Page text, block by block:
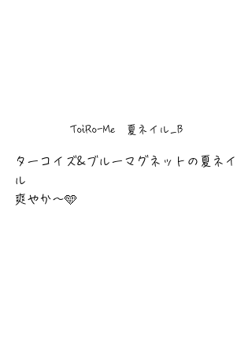
ToiRo-Me　夏ネイル_B
ターコイズ&ブルーマグネットの夏ネイ
ル
爽やか〜🩵